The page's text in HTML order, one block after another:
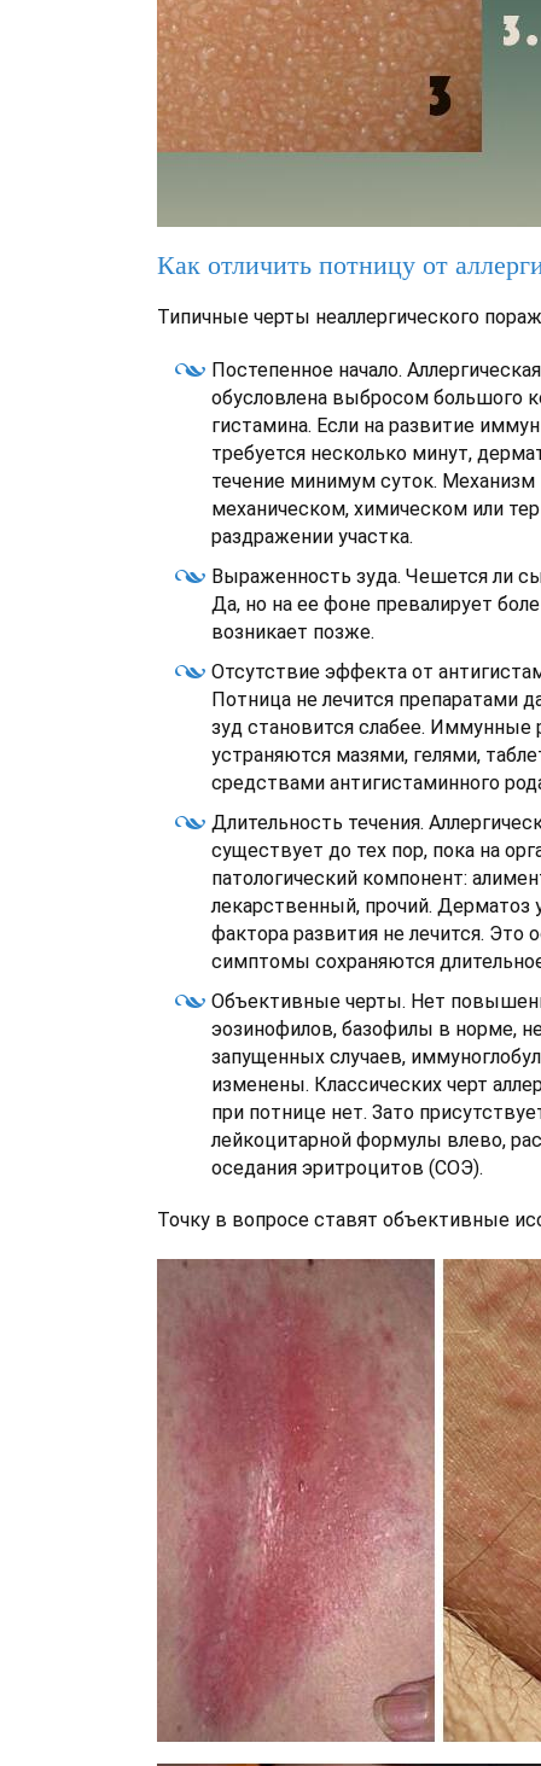
Как отличить потницу от
Типичные черты неаллергического
Постепенное начало.
обусловлена выбросом большого
гистамина. Если на развитие
требуется несколько минут,
течение минимум суток. Механизм
механическом, химическом или
раздражении участка.
Выраженность зуда. Чешется ли
Да, но на ее фоне превалирует
возникает позже.
Отсутствие эффекта от
Потница не лечится препаратами
зуд становится слабее. Иммунные
устраняются мазями, гелями,
средствами антигистаминного
Длительность течения.
существует до тех пор, пока на
патологический компонент:
лекарственный, прочий. Дерматоз
фактора развития не лечится. Это
симптомы сохраняются
Объективные черты. Нет
эозинофилов, базофилы в норме,
запущенных случаев,
изменены. Классических черт
при потнице нет. Зато
лейкоцитарной формулы влево,
оседания эритроцитов (СОЭ).
Точку в вопросе ставят объективные